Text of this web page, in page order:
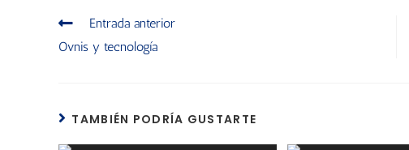
Entrada anterior
Ovnis y tecnología
TAMBIÉN PODRÍA GUSTARTE